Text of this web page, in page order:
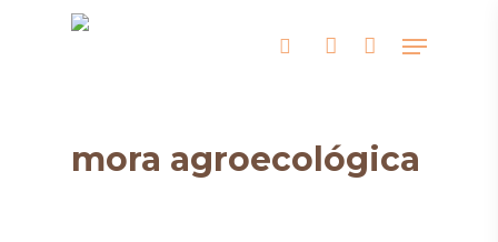
searchaccount
Menu
mora agroecológica